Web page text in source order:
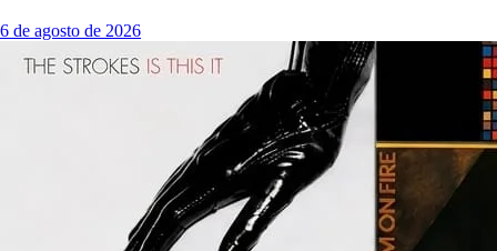
6 de agosto de 2026